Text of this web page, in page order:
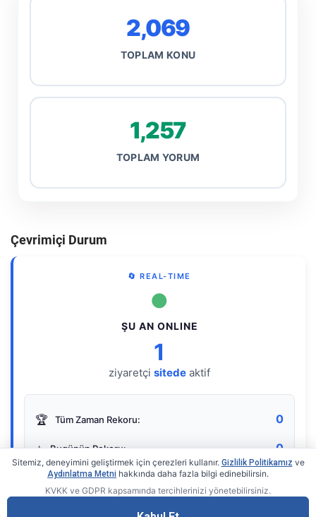
2,069
TOPLAM KONU
1,257
TOPLAM YORUM
Çevrimiçi Durum
🔄 REAL-TIME
●
ŞU AN ONLINE
1
ziyaretçi sitede aktif
🏆 Tüm Zaman Rekoru: 0
⭐ Bugünün Rekoru: 0
Gerçek zamanlı sayaç
Sitemiz, deneyimini geliştirmek için çerezleri kullanır. Gizlilik Politikamız ve
Aydınlatma Metni hakkında daha fazla bilgi edinebilirsin.
KVKK ve GDPR kapsamında tercihlerinizi yönetebilirsiniz.